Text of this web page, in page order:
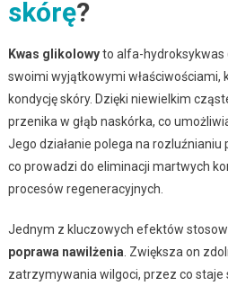
skórę?
Kwas glikolowyto alfa-hydroksykwas
swoimi wyjątkowymi właściwościami,
kondycję skóry. Dzięki niewielkim
przenika w głąb naskórka, co
Jego działanie polega na rozluźnianiu
co prowadzi do eliminacji martwych
procesów regeneracyjnych.
Jednym z kluczowych efektów
poprawa nawilżenia . Zwiększa on
zatrzymywania wilgoci, przez co staje